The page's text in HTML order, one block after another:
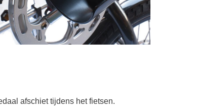
afschiet tijdens het fietsen.